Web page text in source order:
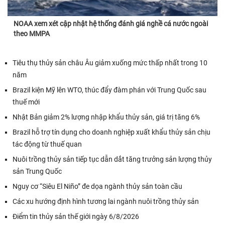
NOAA xem xét cập nhật hệ thống đánh giá nghề cá nước ngoài
theo MMPA
Tiêu thụ thủy sản châu Âu giảm xuống mức thấp nhất trong 10
năm
Brazil kiện Mỹ lên WTO, thúc đẩy đàm phán với Trung Quốc sau
thuế mới
Nhật Bản giảm 2% lượng nhập khẩu thủy sản, giá trị tăng 6%
Brazil hỗ trợ tín dụng cho doanh nghiệp xuất khẩu thủy sản chịu
tác động từ thuế quan
Nuôi trồng thủy sản tiếp tục dẫn dắt tăng trưởng sản lượng thủy
sản Trung Quốc
Nguy cơ “Siêu El Niño” đe dọa ngành thủy sản toàn cầu
Các xu hướng định hình tương lai ngành nuôi trồng thủy sản
Điểm tin thủy sản thế giới ngày 6/8/2026